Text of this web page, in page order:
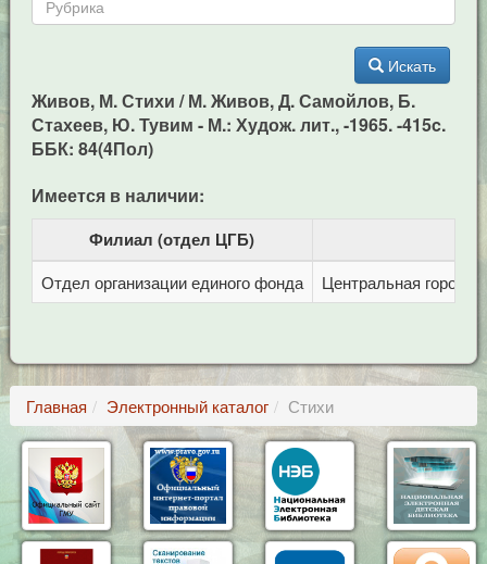
Искать
Живов, М. Стихи / М. Живов, Д. Самойлов, Б.
Стахеев, Ю. Тувим - М.: Худож. лит., -1965. -415c.
ББК: 84(4Пол)
Имеется в наличии:
Филиал (отдел ЦГБ)
Отдел организации единого фонда Центральная
Главная Электронный каталог Стихи